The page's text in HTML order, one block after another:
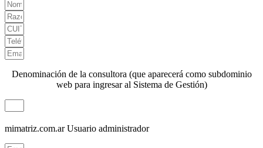
Denominación de la consultora (que aparecerá como subdominio
web para ingresar al Sistema de Gestión)
mimatriz.com.ar Usuario administrador